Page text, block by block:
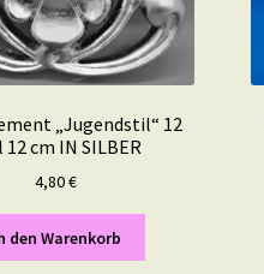
„Jugendstil“ 12
12 cm IN SILBER
4,80€
den Warenkorb